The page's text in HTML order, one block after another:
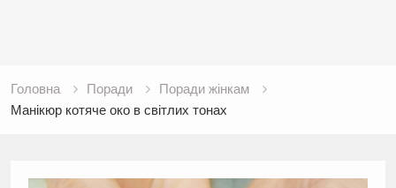
Головна Поради
Поради жінкам
Манікюр котяче око в світлих тонах